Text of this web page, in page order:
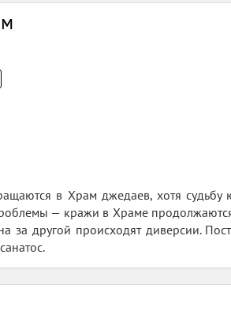
в Храм джедаев, хотя
— кражи в Храме
за другой происходят диверсии.